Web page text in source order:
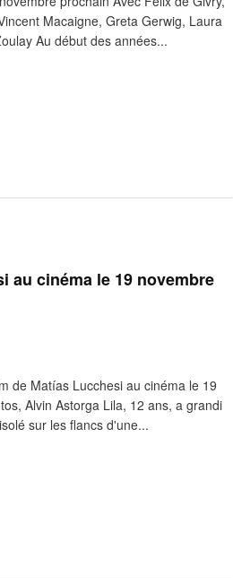
Macaigne, Greta Gerwig, Laura
Au début des années...
au cinéma le 19 novembre
de Matías Lucchesi au cinéma le 19
Alvin Astorga Lila, 12 ans, a grandi
sur les flancs d'une...